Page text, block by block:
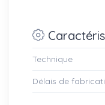
Technique
Délais de